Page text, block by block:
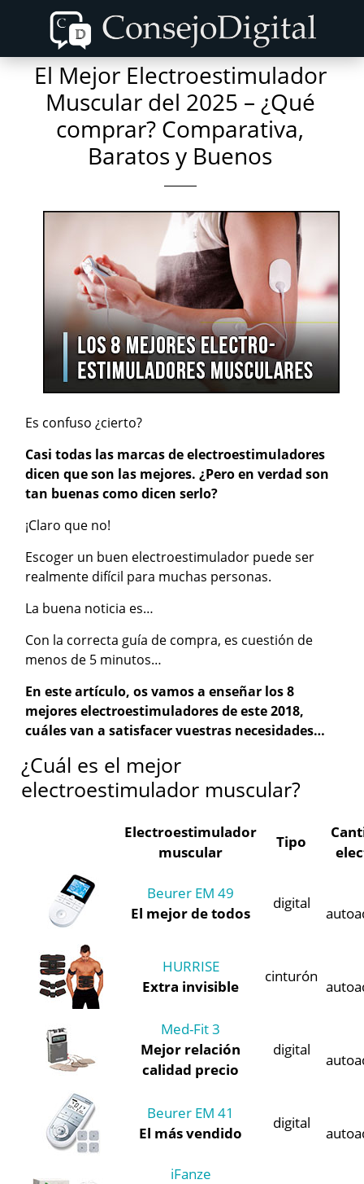
content
primary
sidebar
El Mejor Electroestimulador
Muscular del 2025 – ¿Qué
comprar? Comparativa,
Baratos y Buenos
Es confuso ¿cierto?
Casi todas las marcas de electroestimuladores
dicen que son las mejores. ¿Pero en verdad son
tan buenas como dicen serlo?
¡Claro que no!
Escoger un buen electroestimulador puede ser
realmente difícil para muchas personas.
La buena noticia es…
Con la correcta guía de compra, es cuestión de
menos de 5 minutos…
En este artículo, os vamos a enseñar los 8
mejores electroestimuladores de este 2018,
cuáles van a satisfacer vuestras necesidades…
¿Cuál es el mejor
electroestimulador muscular?
Electroestimulador
muscular
Tipo
Beurer EM 49
El mejor de todos
digital
HURRISE
Extra invisible
cinturón
Med-Fit 3
Mejor relación
calidad precio
digital
Beurer EM 41
El más vendido
digital
iFanze